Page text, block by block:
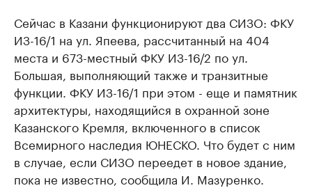
Сейчас в Казани функционируют два СИЗО: ФКУ
ИЗ-16/1 на ул. Япеева, рассчитанный на 404
места и 673-местный ФКУ ИЗ-16/2 по ул.
Большая, выполняющий также и транзитные
функции. ФКУ ИЗ-16/1 при этом - еще и памятник
архитектуры, находящийся в охранной зоне
Казанского Кремля, включенного в список
Всемирного наследия ЮНЕСКО. Что будет с ним
в случае, если СИЗО переедет в новое здание,
пока не известно, сообщила И. Мазуренко.